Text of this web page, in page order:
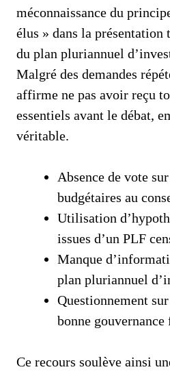
méconnaissance du
élus » dans la
du plan pluriannuel
Malgré des demandes
affirme ne pas avoir reçu
essentiels avant le débat,
véritable.
Absence de vote
budgétaires au
Utilisation
issues d’un PLF
Manque
plan pluriannuel
Questionnement
bonne
Ce recours soulève ainsi